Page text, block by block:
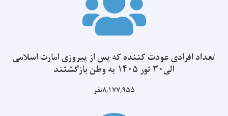
تعداد افرادی عودت کننده که پس از پیروزی امارت اسلامی
الی۳۰ ثور ۱۴۰۵ به وطن بازگشتند
۸,۱۷۷,۹۵۵نفر